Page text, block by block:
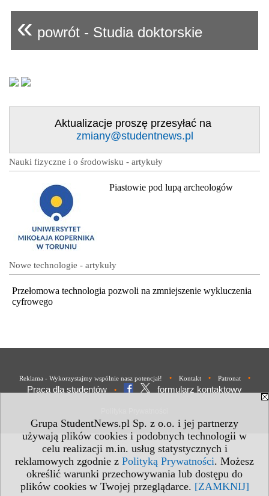
Grupa StudentNews.pl Sp. z o.o. i jej partnerzy
używają plików cookies i podobnych technologii w
celu realizacji m.in. usług statystycznych i
reklamowych zgodnie z Polityką Prywatności. Możesz
określić warunki przechowywania lub dostępu do
plików cookies w Twojej przeglądarce. [ZAMKNIJ]
« powrót - Studia doktorskie
Aktualizacje proszę przesyłać na
zmiany@studentnews.pl
Nauki fizyczne i o środowisku - artykuły
Piastowie pod lupą archeologów
Nowe technologie - artykuły
Przełomowa technologia pozwoli na zmniejszenie wykluczenia
cyfrowego
Reklama - Wykorzystajmy wspólnie nasz potencjał! • Kontakt • Patronat •
Praca dla studentów • formularz kontaktowy